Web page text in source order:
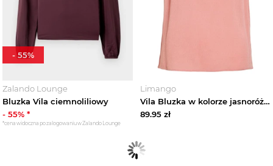
Zalando Lounge
Bluzka Vila ciemnoliliowy
- 55% *
*cena widoczna po zalogowaniu w Zalando Lounge
- 55%
Limango
Vila Bluzka w kolorze jasnoróżowym rozmiar: 34
89.95 zł